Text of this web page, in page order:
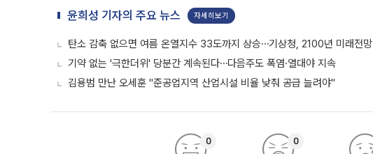
윤희성 기자의 주요 뉴스 자세히보기
탄소 감축 없으면 여름 온열지수 33도까지 상승⋯기상청, 2100년 미래전망
기약 없는 '극한더위' 당분간 계속된다⋯다음주도 폭염·열대야 지속
김용범 만난 오세훈 "준공업지역 산업시설 비율 낮춰 공급 늘려야"
0 0